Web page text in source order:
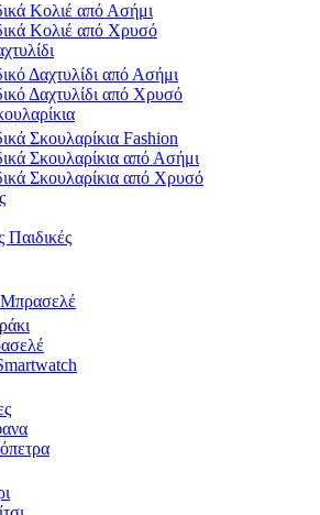
Κολιέ από Ασήμι
Κολιέ από Χρυσό
Δαχτυλίδι από Ασήμι
Δαχτυλίδι από Χρυσό
Σκουλαρίκια Fashion
Σκουλαρίκια από Ασήμι
Σκουλαρίκια από Χρυσό